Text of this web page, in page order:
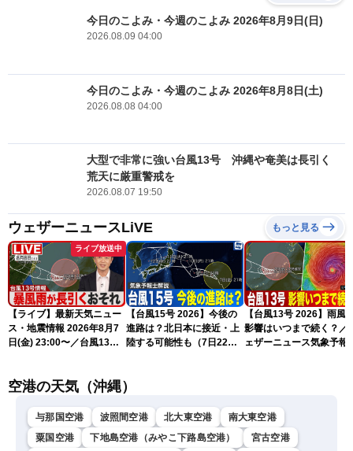
今日のこよみ・今週のこよみ 2026年8月9日(日)
2026.08.09 04:00
今日のこよみ・今週のこよみ 2026年8月8日(土)
2026.08.08 04:00
大型で非常に強い台風13号 沖縄や奄美は長引く
荒天に厳重警戒を
2026.08.07 19:50
ウェザーニュースLiVE もっと見る
ライブ放送中
【ライブ】最新天気ニュー
ス・地震情報 2026年8月7
日(金) 23:00〜／台風13号
【台風15号 2026】今後の
進路は？北日本に接近・上
陸する可能性も（7日22時
【台風13号 2026】雨風
影響はいつまで続く？／
ェザーニュース気象予報
空港の天気（沖縄）
与那国空港 波照間空港 北大東空港
南大東空港
粟国空港
下地島空港（みやこ下路島空港）
宮古空港